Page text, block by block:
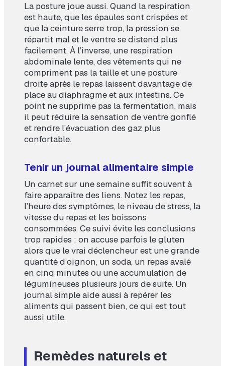
La posture joue aussi. Quand la respiration
est haute, que les épaules sont crispées et
que la ceinture serre trop, la pression se
répartit mal et le ventre se distend plus
facilement. À l’inverse, une respiration
abdominale lente, des vêtements qui ne
compriment pas la taille et une posture
droite après le repas laissent davantage de
place au diaphragme et aux intestins. Ce
point ne supprime pas la fermentation, mais
il peut réduire la sensation de ventre gonflé
et rendre l’évacuation des gaz plus
confortable.
Tenir un journal alimentaire simple
Un carnet sur une semaine suffit souvent à
faire apparaître des liens. Notez les repas,
l’heure des symptômes, le niveau de stress, la
vitesse du repas et les boissons
consommées. Ce suivi évite les conclusions
trop rapides : on accuse parfois le gluten
alors que le vrai déclencheur est une grande
quantité d’oignon, un soda, un repas avalé
en cinq minutes ou une accumulation de
légumineuses plusieurs jours de suite. Un
journal simple aide aussi à repérer les
aliments qui passent bien, ce qui est tout
aussi utile.
Remèdes naturels et